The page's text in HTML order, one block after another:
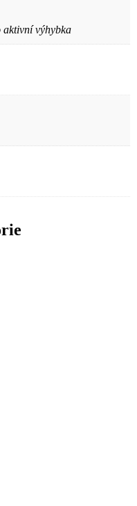
aktivní výhybka